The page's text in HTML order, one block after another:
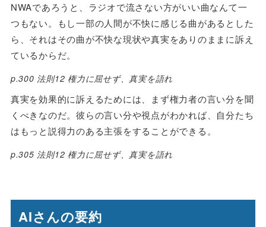
NWAであろうと、ラジオで流さない方がいい曲なんて一
つもない。もし一部の人間が不快に感じる曲があるとした
ら、それはその曲が不快な現状や真実をありのままに訴え
ているからだ。
p.300 法則12 権力に屈せず、真実を語れ
真実を効果的に訴えるためには、まず権力者の言い分を聞
くべきなのだ。彼らの言い分や視点がわかれば、自分たち
はもっと説得力のある主張をすることができる。
p.305 法則12 権力に屈せず、真実を語れ
AIさんの要約